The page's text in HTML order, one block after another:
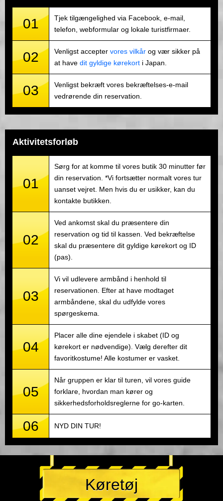
01
Tjek tilgængelighed via Facebook, e-mail,
telefon, webformular og lokale turistfirmaer.
02 Venligst accepter vores vilkår og vær sikker på
at have dit gyldige kørekort i Japan.
03
Venligst bekræft vores bekræftelses-e-mail
vedrørende din reservation.
Aktivitetsforløb
01
Sørg for at komme til vores butik 30 minutter før
din reservation. *Vi fortsætter normalt vores tur
uanset vejret. Men hvis du er usikker, kan du
kontakte butikken.
02
Ved ankomst skal du præsentere din
reservation og tid til kassen. Ved bekræftelse
skal du præsentere dit gyldige kørekort og ID
(pas).
03
Vi vil udlevere armbånd i henhold til
reservationen. Efter at have modtaget
armbåndene, skal du udfylde vores
spørgeskema.
04
Placer alle dine ejendele i skabet (ID og
kørekort er nødvendige). Vælg derefter dit
favoritkostume! Alle kostumer er vasket.
05
Når gruppen er klar til turen, vil vores guide
forklare, hvordan man kører og
sikkerhedsforholdsreglerne for go-karten.
06 NYD DIN TUR!
Køretøj